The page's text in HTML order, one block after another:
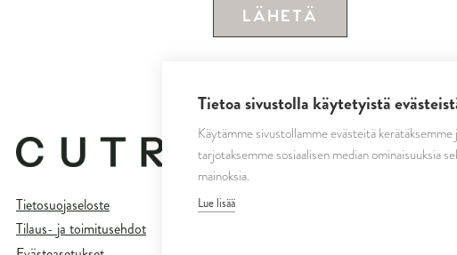
Tietosuojaseloste
Tilaus- ja toimitusehdot
Tietoa sivustolla käytetyistä
Käytämme sivustollamme evästeitä
tarjotaksemme sosiaalisen median ominaisuuksia
mainoksia.
Lue lisää